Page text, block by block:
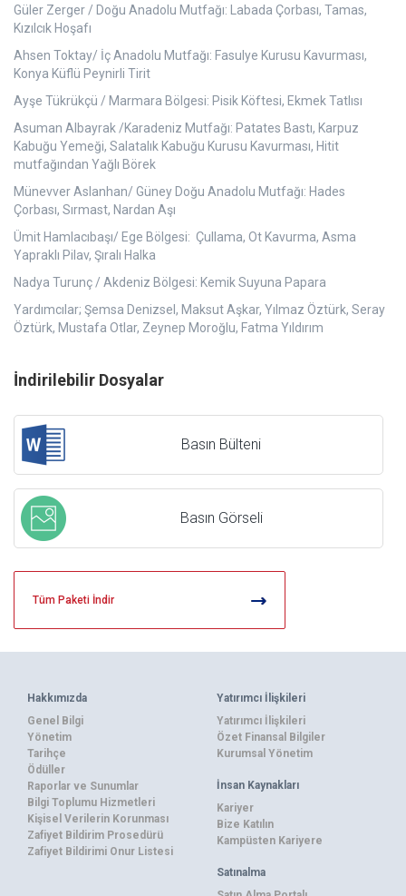
Güler Zerger / Doğu Anadolu Mutfağı: Labada Çorbası, Tamas,
Kızılcık Hoşafı
Ahsen Toktay/ İç Anadolu Mutfağı: Fasulye Kurusu Kavurması,
Konya Küflü Peynirli Tirit
Ayşe Tükrükçü / Marmara Bölgesi: Pisik Köftesi, Ekmek Tatlısı
Asuman Albayrak /Karadeniz Mutfağı: Patates Bastı, Karpuz
Kabuğu Yemeği, Salatalık Kabuğu Kurusu Kavurması, Hitit
mutfağından Yağlı Börek
Münevver Aslanhan/ Güney Doğu Anadolu Mutfağı: Hades
Çorbası, Sırmast, Nardan Aşı
Ümit Hamlacıbaşı/ Ege Bölgesi: Çullama, Ot Kavurma, Asma
Yapraklı Pilav, Şıralı Halka
Nadya Turunç / Akdeniz Bölgesi: Kemik Suyuna Papara
Yardımcılar; Şemsa Denizsel, Maksut Aşkar, Yılmaz Öztürk, Seray
Öztürk, Mustafa Otlar, Zeynep Moroğlu, Fatma Yıldırım
İndirilebilir Dosyalar
Basın Bülteni
Basın Görseli
Tüm Paketi İndir
Hakkımızda
Genel Bilgi
Yönetim
Tarihçe
Ödüller
Raporlar ve Sunumlar
Bilgi Toplumu Hizmetleri
Kişisel Verilerin Korunması
Zafiyet Bildirim Prosedürü
Zafiyet Bildirimi Onur Listesi
Yatırımcı İlişkileri
Yatırımcı İlişkileri
Özet Finansal Bilgiler
Kurumsal Yönetim
İnsan Kaynakları
Kariyer
Bize Katılın
Kampüsten Kariyere
Satınalma